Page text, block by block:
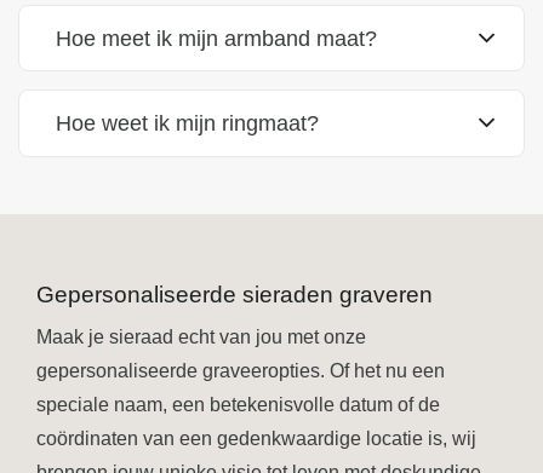
Hoe meet ik mijn armband maat?
Hoe weet ik mijn ringmaat?
Gepersonaliseerde sieraden graveren
Maak je sieraad echt van jou met onze
gepersonaliseerde graveeropties. Of het nu een
speciale naam, een betekenisvolle datum of de
coördinaten van een gedenkwaardige locatie is, wij